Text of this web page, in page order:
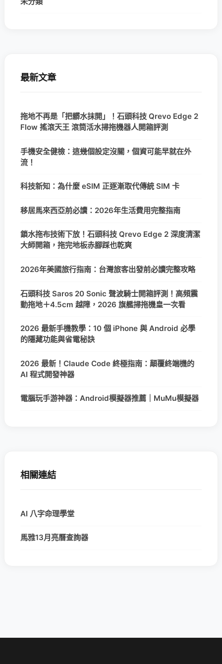
最新文章
拖地不再是「把髒水抹開」！石頭科技 Qrevo Edge 2
Flow 搖滾天王 滾筒活水掃拖機器人開箱評測
手機安全健檢：這幾個設定沒關，個資可能早就在外
流！
科技新知：為什麼 eSIM 正逐漸取代傳統 SIM 卡
移居馬來西亞前必讀：2026年生活費用完整指南
鎖水拖布技術下放！石頭科技 Qrevo Edge 2 深度清潔
大師開箱，拖完地板赤腳踩也乾爽
2026年美國旅行指南：台灣旅客出發前必讀完整攻略
石頭科技 Saros 20 Sonic 聲波騎士開箱評測！高頻震
動拖地＋4.5cm 越障，2026 旗艦掃拖機皇一次看
2026 最新手機教學：10 個 iPhone 與 Android 必學
的隱藏功能與省電秘訣
2026 最新！Claude Code 終極指南：顛覆終端機的
AI 程式開發神器
電腦玩手游神器：Android模擬器推薦｜MuMu模擬器
相關連結
AI 八字命理學堂
馬雅13月亮曆查詢器